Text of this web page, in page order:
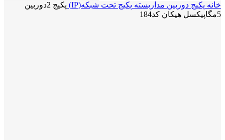
خانه پکیج دوربین مداربسته پکیج تحت شبکه(IP)
پکیج 2دوربین
5مگاپیکسل هیکان کد184